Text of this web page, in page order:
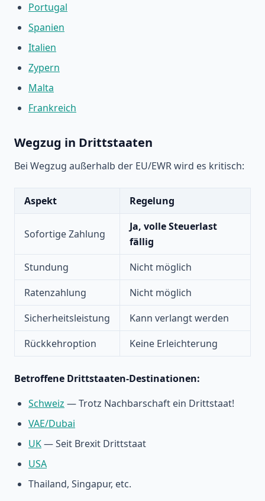
Portugal
Spanien
Italien
Zypern
Malta
Frankreich
Wegzug in Drittstaaten
Bei Wegzug außerhalb der EU/EWR wird es kritisch:
Aspekt Regelung
Sofortige Zahlung
Ja, volle Steuerlast
fällig
Stundung
Nicht möglich
Ratenzahlung
Nicht möglich
Sicherheitsleistung
Kann verlangt werden
Rückkehroption
Keine Erleichterung
Betroffene Drittstaaten-Destinationen:
Schweiz — Trotz Nachbarschaft ein Drittstaat!
VAE/Dubai
UK— Seit Brexit Drittstaat
USA
Thailand, Singapur, etc.